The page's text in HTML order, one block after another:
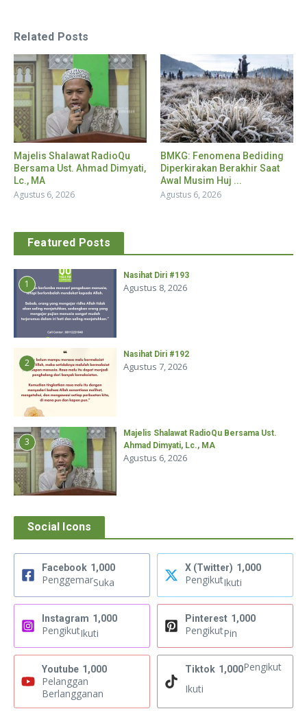
Related Posts
Majelis Shalawat RadioQu
Bersama Ust. Ahmad Dimyati,
Lc., MA
Agustus 6, 2026
BMKG: Fenomena Bediding
Diperkirakan Berakhir Saat
Awal Musim Huj ...
Agustus 6, 2026
Featured Posts
1
Nasihat Diri #193
Agustus 8, 2026
2
Nasihat Diri #192
Agustus 7, 2026
3
Majelis Shalawat RadioQu Bersama Ust.
Ahmad Dimyati, Lc., MA
Agustus 6, 2026
Social Icons
Facebook 1,000
PenggemarSuka
X (Twitter) 1,000
PengikutIkuti
Instagram 1,000
PengikutIkuti
Pinterest 1,000
PengikutPin
Youtube 1,000
Pelanggan
Berlangganan
Tiktok 1,000Pengikut
Ikuti